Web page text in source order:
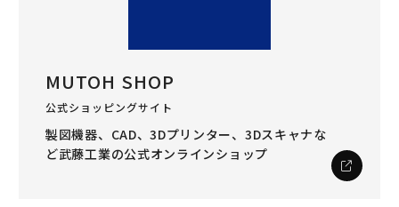
MUTOH SHOP
公式ショッピングサイト
製図機器、CAD、3Dプリンター、3Dスキャナな
ど武藤工業の公式オンラインショップ